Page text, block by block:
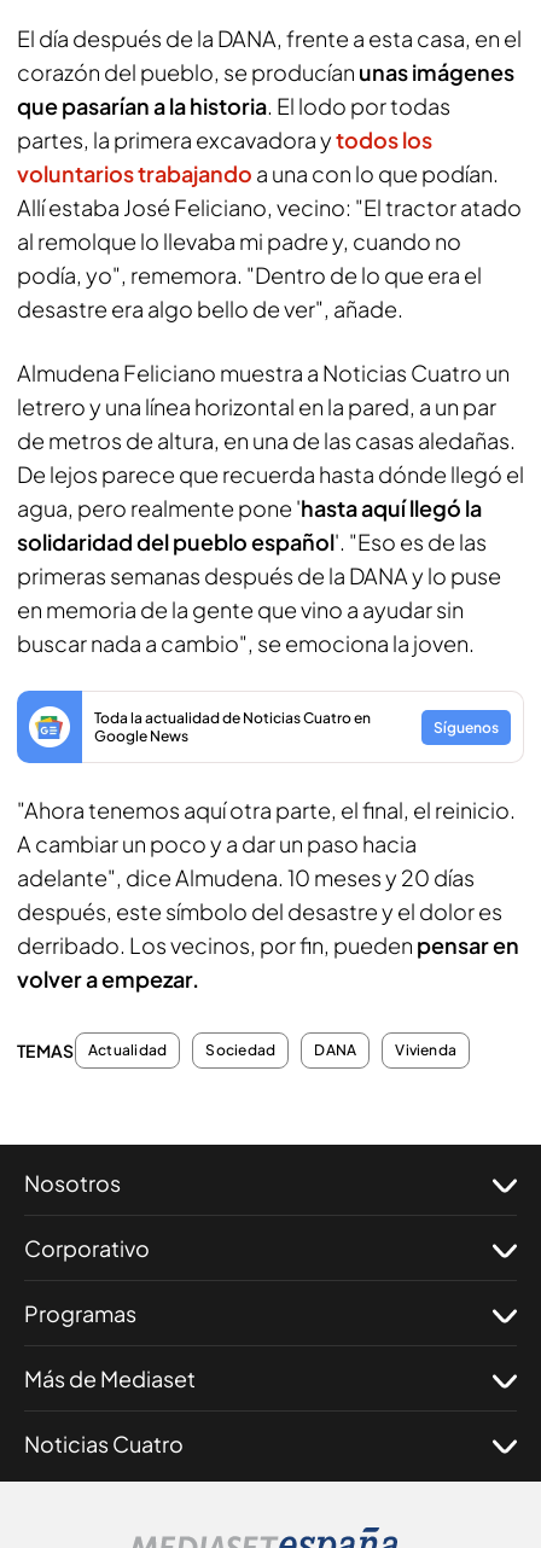
El día después de la DANA, frente a esta casa, en el
corazón del pueblo, se producían unas imágenes
que pasarían a la historia. El lodo por todas
partes, la primera excavadora ytodos los
voluntarios trabajando a una con lo que podían.
Allí estaba José Feliciano, vecino: "El tractor atado
al remolque lo llevaba mi padre y, cuando no
podía, yo", rememora. "Dentro de lo que era el
desastre era algo bello de ver", añade.
Almudena Feliciano muestra a Noticias Cuatro un
letrero y una línea horizontal en la pared, a un par
de metros de altura, en una de las casas aledañas.
De lejos parece que recuerda hasta dónde llegó el
agua, pero realmente pone 'hasta aquí llegó la
solidaridad del pueblo español'. "Eso es de las
primeras semanas después de la DANA y lo puse
en memoria de la gente que vino a ayudar sin
buscar nada a cambio", se emociona la joven.
Toda la actualidad de Noticias Cuatro en
Google News
Síguenos
"Ahora tenemos aquí otra parte, el final, el reinicio.
A cambiar un poco y a dar un paso hacia
adelante", dice Almudena. 10 meses y 20 días
después, este símbolo del desastre y el dolor es
derribado. Los vecinos, por fin, pueden pensar en
volver a empezar.
TEMAS Actualidad Sociedad DANA Vivienda
Nosotros
Corporativo
Programas
Más de Mediaset
Noticias Cuatro